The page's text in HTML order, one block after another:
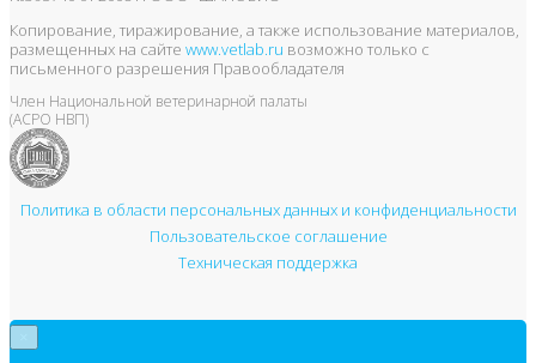
Копирование, тиражирование, а также использование материалов,
размещенных на сайте www.vetlab.ru возможно только с
письменного разрешения Правообладателя
Член Национальной ветеринарной палаты
(АСРО НВП)
Политика в области персональных данных и конфиденциальности
Пользовательское соглашение
Техническая поддержка